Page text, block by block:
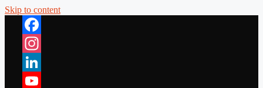
Skip to content
Facebook
Instagram
LinkedIn